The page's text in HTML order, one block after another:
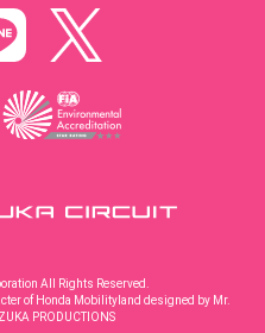
All Rights Reserved.
of Honda Mobilityland designed by Mr.
PRODUCTIONS